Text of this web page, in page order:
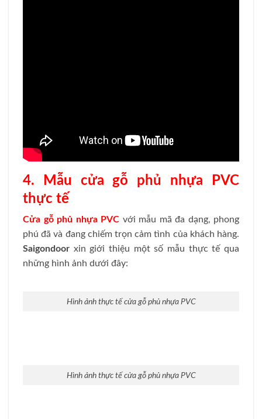
4. Mẫu cửa gỗ phủ nhựa PVC
thực tế
Cửa gỗ phủ nhựa PVC với mẫu mã đa dạng, phong
phú đã và đang chiếm trọn cảm tình của khách hàng.
Saigondoor xin giới thiệu một số mẫu thực tế qua
những hình ảnh dưới đây:
Hình ảnh thực tế cửa gỗ phủ nhựa PVC
Hình ảnh thực tế cửa gỗ phủ nhựa PVC